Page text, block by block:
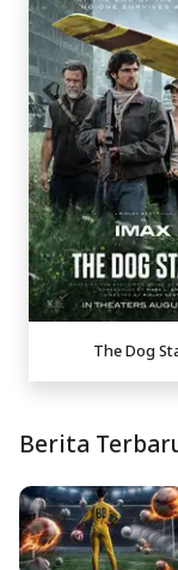
The Dog
Berita